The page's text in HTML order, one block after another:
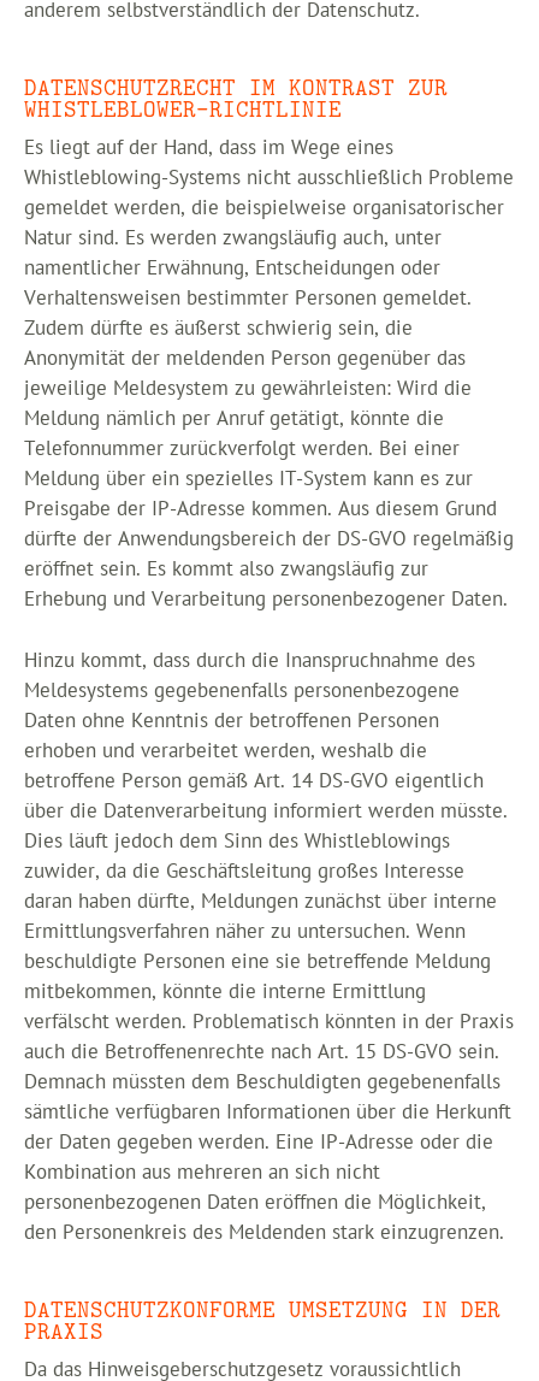
anderem selbstverständlich der Datenschutz.
DATENSCHUTZRECHT IM KONTRAST ZUR
WHISTLEBLOWER-RICHTLINIE
Es liegt auf der Hand, dass im Wege eines
Whistleblowing-Systems nicht ausschließlich Probleme
gemeldet werden, die beispielweise organisatorischer
Natur sind. Es werden zwangsläufig auch, unter
namentlicher Erwähnung, Entscheidungen oder
Verhaltensweisen bestimmter Personen gemeldet.
Zudem dürfte es äußerst schwierig sein, die
Anonymität der meldenden Person gegenüber das
jeweilige Meldesystem zu gewährleisten: Wird die
Meldung nämlich per Anruf getätigt, könnte die
Telefonnummer zurückverfolgt werden. Bei einer
Meldung über ein spezielles IT-System kann es zur
Preisgabe der IP-Adresse kommen. Aus diesem Grund
dürfte der Anwendungsbereich der DS-GVO regelmäßig
eröffnet sein. Es kommt also zwangsläufig zur
Erhebung und Verarbeitung personenbezogener Daten.
Hinzu kommt, dass durch die Inanspruchnahme des
Meldesystems gegebenenfalls personenbezogene
Daten ohne Kenntnis der betroffenen Personen
erhoben und verarbeitet werden, weshalb die
betroffene Person gemäß Art. 14 DS-GVO eigentlich
über die Datenverarbeitung informiert werden müsste.
Dies läuft jedoch dem Sinn des Whistleblowings
zuwider, da die Geschäftsleitung großes Interesse
daran haben dürfte, Meldungen zunächst über interne
Ermittlungsverfahren näher zu untersuchen. Wenn
beschuldigte Personen eine sie betreffende Meldung
mitbekommen, könnte die interne Ermittlung
verfälscht werden. Problematisch könnten in der Praxis
auch die Betroffenenrechte nach Art. 15 DS-GVO sein.
Demnach müssten dem Beschuldigten gegebenenfalls
sämtliche verfügbaren Informationen über die Herkunft
der Daten gegeben werden. Eine IP-Adresse oder die
Kombination aus mehreren an sich nicht
personenbezogenen Daten eröffnen die Möglichkeit,
den Personenkreis des Meldenden stark einzugrenzen.
DATENSCHUTZKONFORME UMSETZUNG IN DER
PRAXIS
Da das Hinweisgeberschutzgesetz voraussichtlich